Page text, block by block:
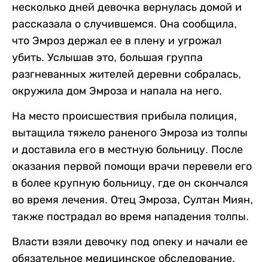
несколько дней девочка вернулась домой и
рассказала о случившемся. Она сообщила,
что Эмроз держал ее в плену и угрожал
убить. Услышав это, большая группа
разгневанных жителей деревни собралась,
окружила дом Эмроза и напала на него.
На место происшествия прибыла полиция,
вытащила тяжело раненого Эмроза из толпы
и доставила его в местную больницу. После
оказания первой помощи врачи перевели его
в более крупную больницу, где он скончался
во время лечения. Отец Эмроза, Султан Миян,
также пострадал во время нападения толпы.
Власти взяли девочку под опеку и начали ее
обязательное медицинское обследование.